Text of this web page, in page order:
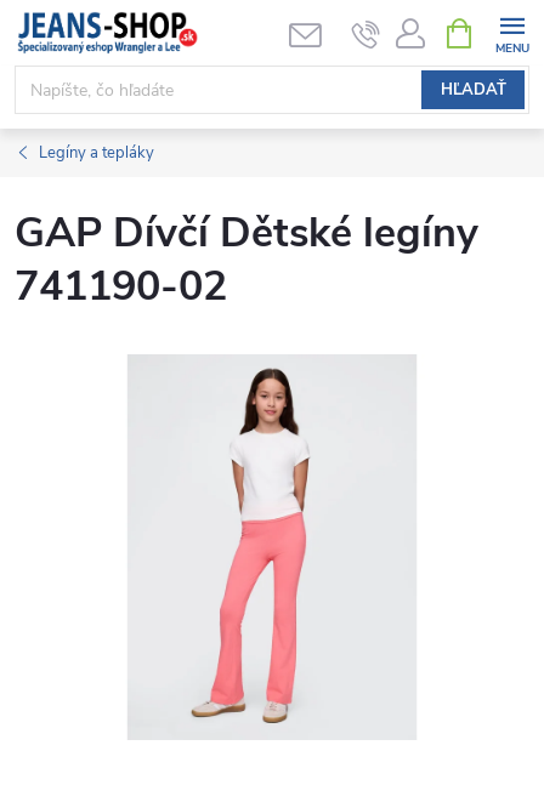
Prejsť
obsah
HĽADAŤ
KOŠÍK
Legíny a tepláky
GAP Dívčí Dětské legíny
741190-02